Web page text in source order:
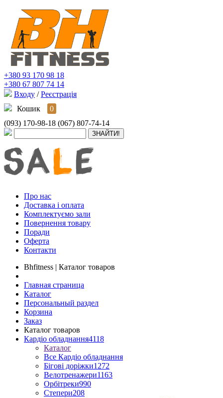
+380 93 170 98 18
+380 67 807 74 14
Входу / Реєстрація
Кошик
0
(093) 170-98-18 (067) 807-74-14
Про нас
Доставка і оплата
Комплектуємо зали
Повернення товару
Поради
Оферта
Контакти
Bhfitness | Каталог товаров
Главная страница
Каталог
Персональный раздел
Корзина
Заказ
Каталог товаров
Кардіо обладнання4118
Каталог
Все Кардіо обладнання
Бігові доріжки1272
Велотренажери1163
Орбітреки990
Степери208